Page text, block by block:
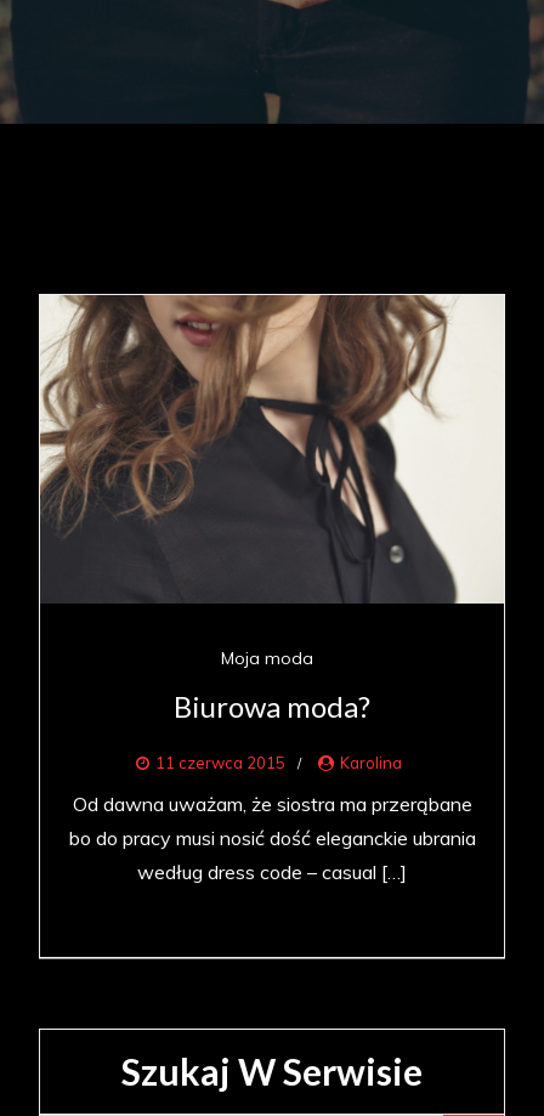
Moja moda
Biurowa moda?
11 czerwca 2015 Karolina
Od dawna uważam, że siostra ma przerąbane
bo do pracy musi nosić dość eleganckie ubrania
według dress code – casual […]
Szukaj W Serwisie